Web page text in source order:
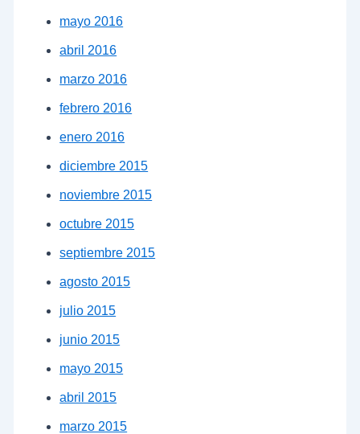
mayo 2016
abril 2016
marzo 2016
febrero 2016
enero 2016
diciembre 2015
noviembre 2015
octubre 2015
septiembre 2015
agosto 2015
julio 2015
junio 2015
mayo 2015
abril 2015
marzo 2015